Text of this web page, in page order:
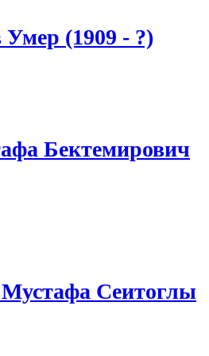
(1909 - ?)
Бектемирович
Сеитоглы